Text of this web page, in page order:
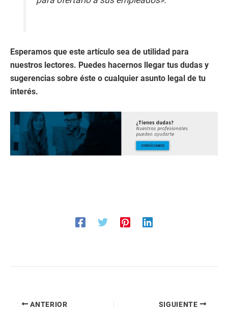
Esperamos que este artículo sea de utilidad para
nuestros lectores. Puedes hacernos llegar tus dudas y
sugerencias sobre éste o cualquier asunto legal de tu
interés.
ANTERIOR SIGUIENTE